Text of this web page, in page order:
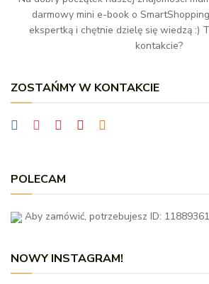
darmowy mini e-book o
ekspertką i chętnie dzielę się wiedzą :)
kontakcie?
ZOSTAŃMY W KONTAKCIE
POLECAM
Aby zamówić, potrzebujesz ID:
NOWY INSTAGRAM!